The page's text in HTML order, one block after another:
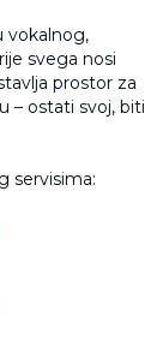
vokalnog,
svega nosi
prostor za
– ostati svoj, biti
servisima: